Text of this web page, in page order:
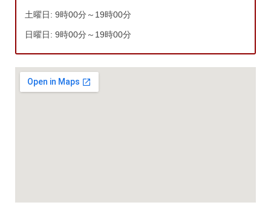
土曜日: 9時00分～19時00分
日曜日: 9時00分～19時00分